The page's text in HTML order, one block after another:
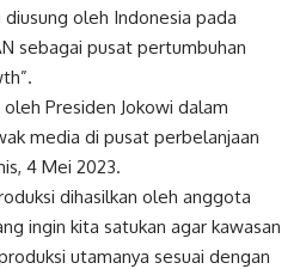
oleh Indonesia pada
sebagai pusat pertumbuhan
Presiden Jokowi dalam
media di pusat perbelanjaan
4 Mei 2023.
dihasilkan oleh anggota
ingin kita satukan agar kawasan
utamanya sesuai dengan